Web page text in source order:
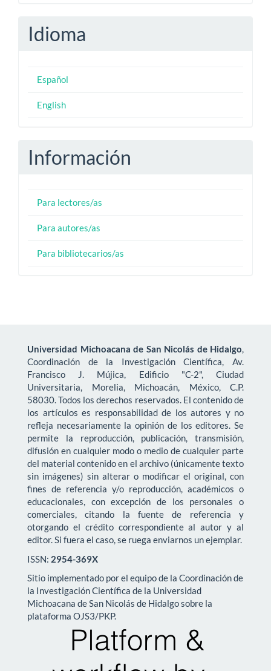
Idioma
Español
English
Información
Para lectores/as
Para autores/as
Para bibliotecarios/as
Universidad Michoacana de San Nicolás de Hidalgo,
Coordinación de la Investigación Científica, Av.
Francisco J. Mújica, Edificio "C-2", Ciudad
Universitaria, Morelia, Michoacán, México, C.P.
58030. Todos los derechos reservados. El contenido de
los artículos es responsabilidad de los autores y no
refleja necesariamente la opinión de los editores. Se
permite la reproducción, publicación, transmisión,
difusión en cualquier modo o medio de cualquier parte
del material contenido en el archivo (únicamente texto
sin imágenes) sin alterar o modificar el original, con
fines de referencia y/o reproducción, académicos o
educacionales, con excepción de los personales o
comerciales, citando la fuente de referencia y
otorgando el crédito correspondiente al autor y al
editor. Si fuera el caso, se ruega enviarnos un ejemplar.
ISSN: 2954-369X
Sitio implementado por el equipo de la Coordinación de
la Investigación Científica de la Universidad
Michoacana de San Nicolás de Hidalgo sobre la
plataforma OJS3/PKP.